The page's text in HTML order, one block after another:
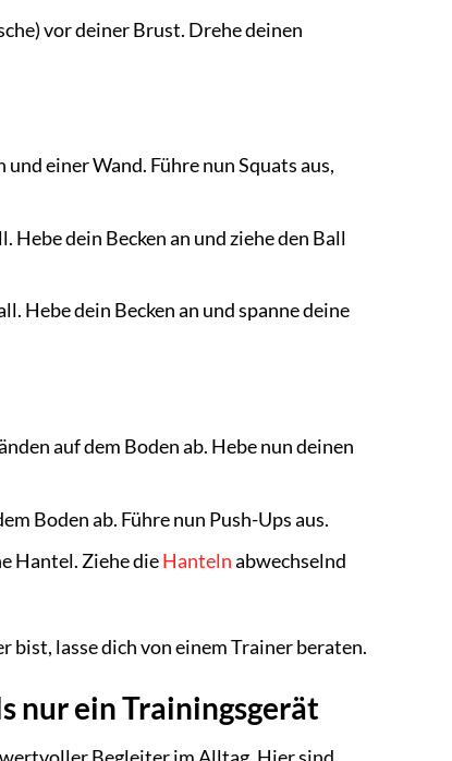
vor deiner Brust. Drehe deinen
einer Wand. Führe nun Squats aus,
Hebe dein Becken an und ziehe den Ball
Hebe dein Becken an und spanne deine
auf dem Boden ab. Hebe nun deinen
Boden ab. Führe nun Push-Ups aus.
Hantel. Ziehe dieHantelnabwechselnd
bist, lasse dich von einem Trainer beraten.
nur ein Trainingsgerät